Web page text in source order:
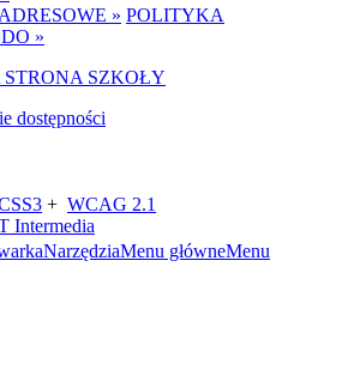
» POLITYKA
»
SZKOŁY
dostępności
+ WCAG 2.1
Intermedia
NarzędziaMenu główneMenu